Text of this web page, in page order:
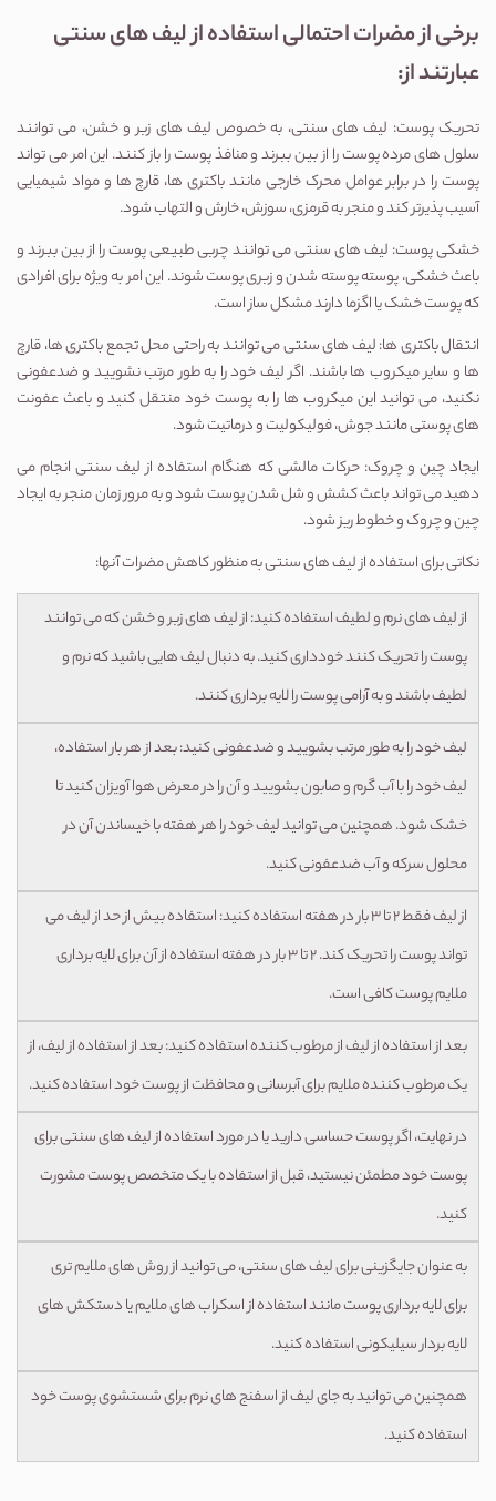
برخی از مضرات احتمالی استفاده از لیف های سنتی
عبارتند از:
تحریک پوست: لیف های سنتی، به خصوص لیف های زبر و خشن، می توانند
سلول های مرده پوست را از بین ببرند و منافذ پوست را باز کنند. این امر می تواند
پوست را در برابر عوامل محرک خارجی مانند باکتری ها، قارچ ها و مواد شیمیایی
آسیب پذیرتر کند و منجر به قرمزی، سوزش، خارش و التهاب شود.
خشکی پوست: لیف های سنتی می توانند چربی طبیعی پوست را از بین ببرند و
باعث خشکی، پوسته پوسته شدن و زبری پوست شوند. این امر به ویژه برای افرادی
که پوست خشک یا اگزما دارند مشکل ساز است.
انتقال باکتری ها: لیف های سنتی می توانند به راحتی محل تجمع باکتری ها، قارچ
ها و سایر میکروب ها باشند. اگر لیف خود را به طور مرتب نشویید و ضدعفونی
نکنید، می توانید این میکروب ها را به پوست خود منتقل کنید و باعث عفونت
های پوستی مانند جوش، فولیکولیت و درماتیت شود.
ایجاد چین و چروک: حرکات مالشی که هنگام استفاده از لیف سنتی انجام می
دهید می تواند باعث کشش و شل شدن پوست شود و به مرور زمان منجر به ایجاد
چین و چروک و خطوط ریز شود.
نکاتی برای استفاده از لیف های سنتی به منظور کاهش مضرات آنها:
از لیف های نرم و لطیف استفاده کنید: از لیف های زبر و خشن که می توانند
پوست را تحریک کنند خودداری کنید. به دنبال لیف هایی باشید که نرم و
لطیف باشند و به آرامی پوست را لایه برداری کنند.
لیف خود را به طور مرتب بشویید و ضدعفونی کنید: بعد از هر بار استفاده،
لیف خود را با آب گرم و صابون بشویید و آن را در معرض هوا آویزان کنید تا
خشک شود. همچنین می توانید لیف خود را هر هفته با خیساندن آن در
محلول سرکه و آب ضدعفونی کنید.
از لیف فقط 2 تا 3 بار در هفته استفاده کنید: استفاده بیش از حد از لیف می
تواند پوست را تحریک کند. 2 تا 3 بار در هفته استفاده از آن برای لایه برداری
ملایم پوست کافی است.
بعد از استفاده از لیف از مرطوب کننده استفاده کنید: بعد از استفاده از لیف، از
یک مرطوب کننده ملایم برای آبرسانی و محافظت از پوست خود استفاده کنید.
در نهایت، اگر پوست حساسی دارید یا در مورد استفاده از لیف های سنتی برای
پوست خود مطمئن نیستید، قبل از استفاده با یک متخصص پوست مشورت
کنید.
به عنوان جایگزینی برای لیف های سنتی، می توانید از روش های ملایم تری
برای لایه برداری پوست مانند استفاده از اسکراب های ملایم یا دستکش های
لایه بردار سیلیکونی استفاده کنید.
همچنین می توانید به جای لیف از اسفنج های نرم برای شستشوی پوست خود
استفاده کنید.